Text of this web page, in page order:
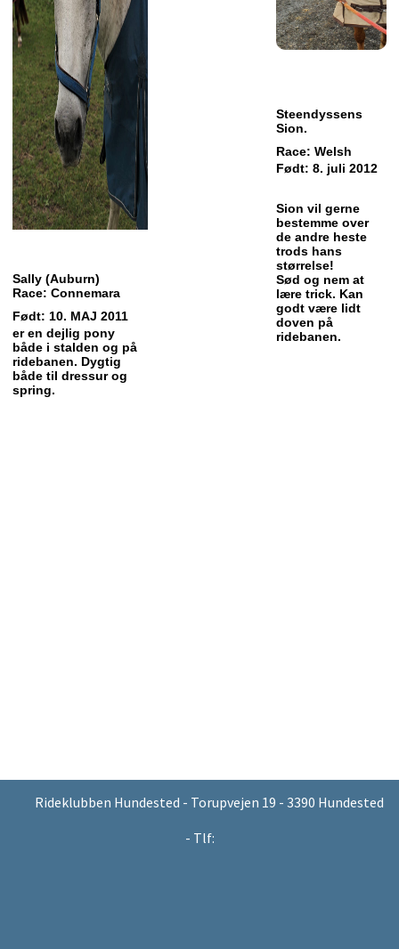
Sally (Auburn)
Race: Connemara
Født: 10. MAJ 2011
er en dejlig pony
både i stalden og på
ridebanen. Dygtig
både til dressur og
spring.
Steendyssens
Sion.
Race: Welsh
Født: 8. juli 2012
Sion vil gerne
bestemme over
de andre heste
trods hans
størrelse!
Sød og nem at
lære trick. Kan
godt være lidt
doven på
ridebanen.
Rideklubben Hundested - Torupvejen 19 - 3390 Hundested
- Tlf: